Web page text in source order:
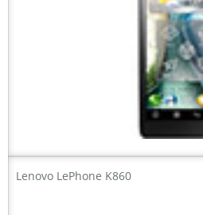
Lenovo LePhone K860